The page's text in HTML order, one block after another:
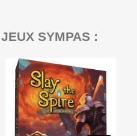
SYMPAS :